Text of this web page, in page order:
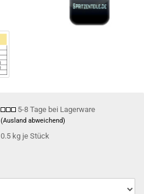
5-8 Tage bei Lagerware
(Ausland abweichend)
0.5 kg je Stück